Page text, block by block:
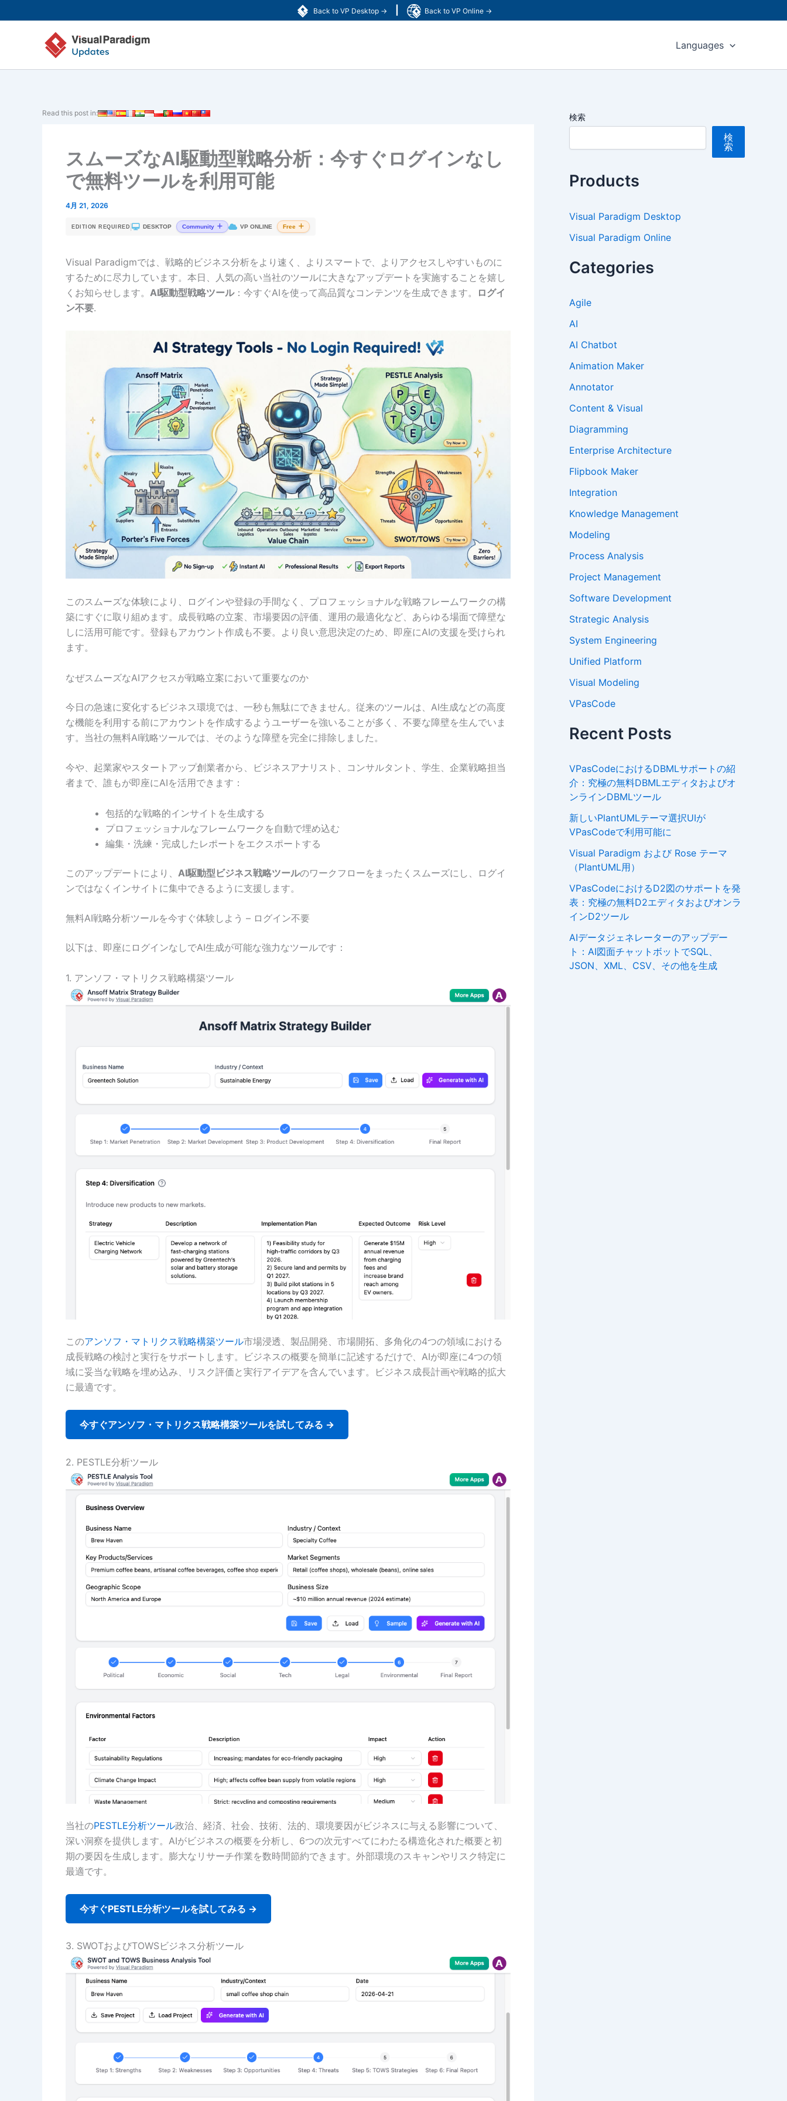
Back to VP Desktop → Back to VP Online →
容
キ
Languages
Read this post in:
スムーズなAI駆動型戦略分析：今すぐログインなし
で無料ツールを利用可能
4月 21, 2026
EDITION REQUIRED DESKTOP Community VP ONLINE Free
Visual Paradigmでは、戦略的ビジネス分析をより速く、よりスマートで、よりアクセスしやすいものに
するために尽力しています。本日、人気の高い当社のツールに大きなアップデートを実施することを嬉し
くお知らせします。 AI駆動型戦略ツール：今すぐAIを使って高品質なコンテンツを生成できます。
ログイ
ン不要.
このスムーズな体験により、ログインや登録の手間なく、プロフェッショナルな戦略フレームワークの構
築にすぐに取り組めます。成長戦略の立案、市場要因の評価、運用の最適化など、あらゆる場面で障壁な
しに活用可能です。登録もアカウント作成も不要。より良い意思決定のため、即座にAIの支援を受けられ
ます。
なぜスムーズなAIアクセスが戦略立案において重要なのか
今日の急速に変化するビジネス環境では、一秒も無駄にできません。従来のツールは、AI生成などの高度
な機能を利用する前にアカウントを作成するようユーザーを強いることが多く、不要な障壁を生んでいま
す。当社の無料AI戦略ツールでは、そのような障壁を完全に排除しました。
今や、起業家やスタートアップ創業者から、ビジネスアナリスト、コンサルタント、学生、企業戦略担当
者まで、誰もが即座にAIを活用できます：
包括的な戦略的インサイトを生成する
プロフェッショナルなフレームワークを自動で埋め込む
編集・洗練・完成したレポートをエクスポートする
このアップデートにより、 AI駆動型ビジネス戦略ツールのワークフローをまったくスムーズにし、ログイ
ンではなくインサイトに集中できるように支援します。
無料AI戦略分析ツールを今すぐ体験しよう – ログイン不要
以下は、即座にログインなしでAI生成が可能な強力なツールです：
1. アンソフ・マトリクス戦略構築ツール
このアンソフ・マトリクス戦略構築ツール市場浸透、製品開発、市場開拓、多角化の4つの領域における
成長戦略の検討と実行をサポートします。ビジネスの概要を簡単に記述するだけで、AIが即座に4つの領
域に妥当な戦略を埋め込み、リスク評価と実行アイデアを含んでいます。ビジネス成長計画や戦略的拡大
に最適です。
今すぐアンソフ・マトリクス戦略構築ツールを試してみる →
2. PESTLE分析ツール
当社のPESTLE分析ツール政治、経済、社会、技術、法的、環境要因がビジネスに与える影響について、
深い洞察を提供します。AIがビジネスの概要を分析し、6つの次元すべてにわたる構造化された概要と初
期の要因を生成します。膨大なリサーチ作業を数時間節約できます。外部環境のスキャンやリスク特定に
最適です。
今すぐPESTLE分析ツールを試してみる →
3. SWOTおよびTOWSビジネス分析ツール
検索
検
索
Products
Visual Paradigm Desktop
Visual Paradigm Online
Categories
Agile
AI
AI Chatbot
Animation Maker
Annotator
Content & Visual
Diagramming
Enterprise Architecture
Flipbook Maker
Integration
Knowledge Management
Modeling
Process Analysis
Project Management
Software Development
Strategic Analysis
System Engineering
Unified Platform
Visual Modeling
VPasCode
Recent Posts
VPasCodeにおけるDBMLサポートの紹
介：究極の無料DBMLエディタおよびオ
ンラインDBMLツール
新しいPlantUMLテーマ選択UIが
VPasCodeで利用可能に
Visual Paradigm および Rose テーマ
（PlantUML用）
VPasCodeにおけるD2図のサポートを発
表：究極の無料D2エディタおよびオンラ
インD2ツール
AIデータジェネレーターのアップデー
ト：AI図面チャットボットでSQL、
JSON、XML、CSV、その他を生成